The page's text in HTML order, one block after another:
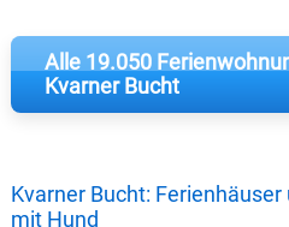
Alle 19.050
Kvarner Bucht
Kvarner Bucht:
mit Hund